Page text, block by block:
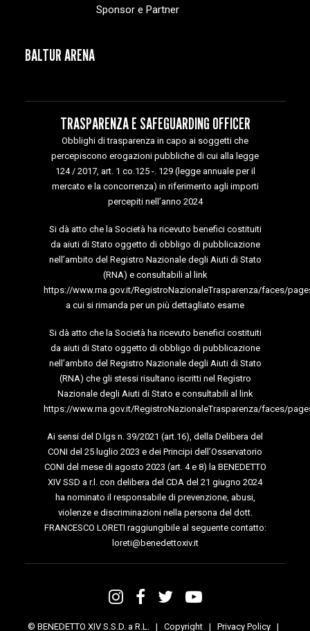
Sponsor e Partner
BALTUR ARENA
TRASPARENZA E SAFEGUARDING OFFICER
Obblighi di trasparenza in capo ai soggetti che
percepiscono erogazioni pubbliche di cui alla legge
124 / 2017, art. 1 co.125 -. 129 (legge annuale per il
mercato e la concorrenza) in riferimento agli importi
percepiti nell’anno 2024
Si dà atto che la Società ha ricevuto benefici costituiti
da aiuti di Stato oggetto di obbligo di pubblicazione
nell’ambito del Registro Nazionale degli Aiuti di Stato
(RNA) e consultabili al link
https://www.rna.gov.it/RegistroNazionaleTrasparenza/faces/
a cui si rimanda per un più dettagliato esame
Si dà atto che la Società ha ricevuto benefici costituiti
da aiuti di Stato oggetto di obbligo di pubblicazione
nell’ambito del Registro Nazionale degli Aiuti di Stato
(RNA) che gli stessi risultano iscritti nel Registro
Nazionale degli Aiuti di Stato e consultabili al link
https://www.rna.gov.it/RegistroNazionaleTrasparenza/faces/
Ai sensi del D.lgs n. 39/2021 (art.16), della Delibera del
CONI del 25 luglio 2023 e dei Principi dell’Osservatorio
CONI del mese di agosto 2023 (art. 4 e 8) la BENEDETTO
XIV SSD a r.l. con delibera del CDA del 21 giugno 2024
ha nominato il responsabile di prevenzione, abusi,
violenze e discriminazioni nella persona del dott.
FRANCESCO LORETI raggiungibile al seguente contatto:
loreti@benedettoxiv.it
© BENEDETTO XIV S.S.D. a R.L. | Copyright| Privacy Policy|